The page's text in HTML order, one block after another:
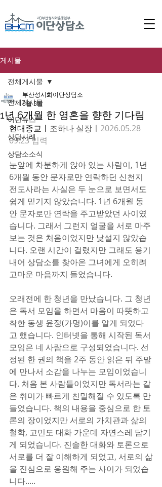
게시물
전체게시물
이단뉴스
상담사례
상담소소식
전체게시물
1년 6개월 한 영혼을 향한 기다림
부산성시화이단상담소
6월 5일
현대종교ㅣ 조하나 실장ㅣ 2026.05.28
09:23 입력
눈앞에 차분하게 앉아 있는 사람이, 1년
6개월 동안 문자로만 연락하던 신천지
전도사라는 사실은 두 눈으로 보면서도
쉽게 믿기지 않았습니다. 1년 6개월 동
안 문자로만 연락을 주고받았던 사이였
습니다. 그래서 그런지 얼굴을 서로 마주
보는 것은 처음이었지만 낯설지 않았습
니다. 오랜 시간이 걸렸지만 그래도 용기
내어 상담소를 찾아온 그녀에게 오히려
고마운 마음까지 들었습니다.
오래전에 한 청년을 만났습니다. 그 청년
은 독서 모임을 하면서 마음이 따뜻하고
착한 동생 윤정(가명)이를 알게 되었다
고 했습니다. 인터넷을 통해 시작된 독서
모임은 네 사람으로 구성되었습니다. 선
정된 한 권의 책을 2주 동안 읽은 뒤 주말
에 만나서 소감을 나누는 모임이었습니
다. 처음 본 사람들이었지만 독서라는 같
은 취미가 빠르게 친밀해질 수 있도록 만
들었습니다. 책의 내용을 중심으로 한 토
론의 장이었지만 서로의 가치관과 삶의
철학, 고민도 대화 가운데 자연스레 담기
게 되었습니다. 진솔한 대화와 토론으로
서로를 더 잘 이해하게 되었고, 서로의 삶
을 진심으로 응원해 주는 사이가 되었습
니다.....